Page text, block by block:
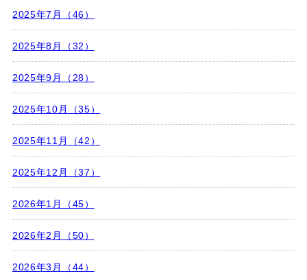
2025年7月（46）
2025年8月（32）
2025年9月（28）
2025年10月（35）
2025年11月（42）
2025年12月（37）
2026年1月（45）
2026年2月（50）
2026年3月（44）